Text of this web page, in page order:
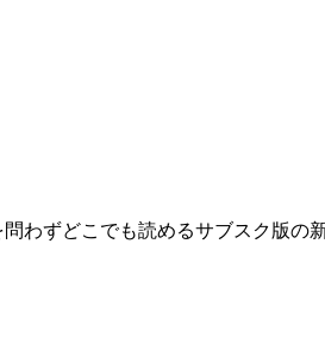
わずどこでも読めるサブスク版の